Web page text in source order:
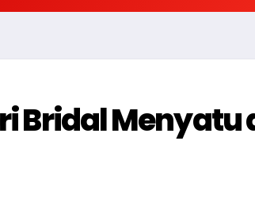
Bridal Menyatu